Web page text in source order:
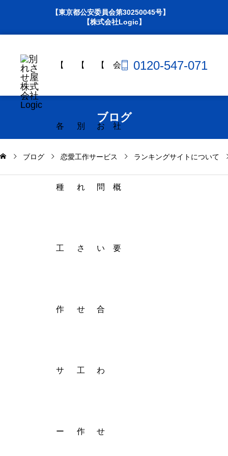
【東京都公安委員会第30250045号】
【株式会社Logic】
【
各
種
工
作
サ
ー
【
別
れ
さ
せ
工
作
【
お
問
い
合
わ
せ
会
社
概
要
0120-547-071
ブログ
ブログ 恋愛工作サービス ランキングサイトについて
ランキングサイトについて